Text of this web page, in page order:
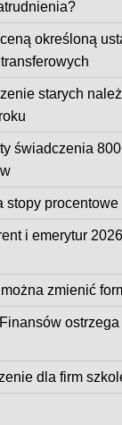
określoną
starych
świadczenia
stopy procentowe
i emerytur
zmienić
ostrzega
dla firm